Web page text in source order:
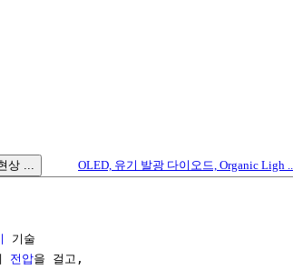
상 ... OLED, 유기 발광 다이오드, Organic Ligh ...
기술
전압을 걸고,